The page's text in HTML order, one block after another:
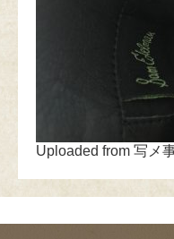
Uploaded from 写メ